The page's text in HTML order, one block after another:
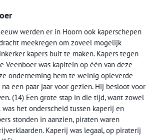
werden er in Hoorn ook kaperschepen
meekregen om zoveel mogelijk
kapers buit te maken. Kapers tegen
Veenboer was kapitein op één van deze
onderneming hem te weinig opleverde
een paar jaar voor gezien. Hij besloot voor
(14) Een grote stap in die tijd, want zowel
het onderscheid tussen kaperij en
stonden in aanzien, piraten waren
Kaperij was legaal, op piraterij